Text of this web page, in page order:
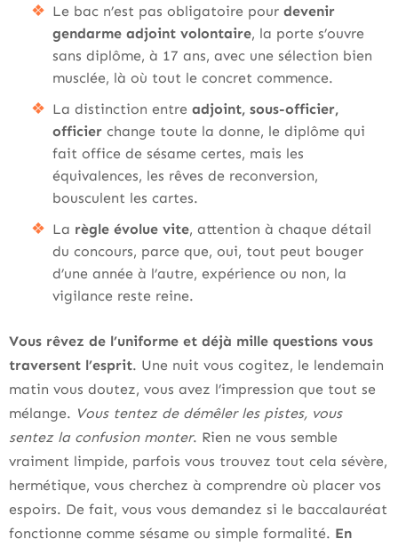
Le bac n’est pas obligatoire pour devenir
gendarme adjoint volontaire, la porte s’ouvre
sans diplôme, à 17 ans, avec une sélection bien
musclée, là où tout le concret commence.
La distinction entre adjoint, sous-officier,
officier change toute la donne, le diplôme qui
fait office de sésame certes, mais les
équivalences, les rêves de reconversion,
bousculent les cartes.
La règle évolue vite, attention à chaque détail
du concours, parce que, oui, tout peut bouger
d’une année à l’autre, expérience ou non, la
vigilance reste reine.
Vous rêvez de l’uniforme et déjà mille questions vous
traversent l’esprit. Une nuit vous cogitez, le lendemain
matin vous doutez, vous avez l’impression que tout se
mélange. Vous tentez de démêler les pistes, vous
sentez la confusion monter. Rien ne vous semble
vraiment limpide, parfois vous trouvez tout cela sévère,
hermétique, vous cherchez à comprendre où placer vos
espoirs. De fait, vous vous demandez si le baccalauréat
fonctionne comme sésame ou simple formalité. En